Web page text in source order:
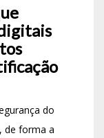
do
de forma a